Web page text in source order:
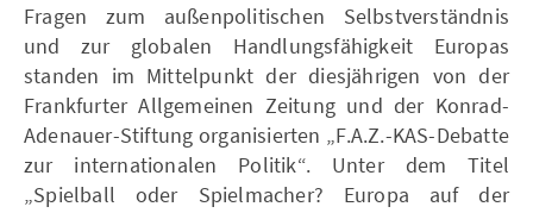
Fragen zum außenpolitischen Selbstverständnis
und zur globalen Handlungsfähigkeit Europas
standen im Mittelpunkt der diesjährigen von der
Frankfurter Allgemeinen Zeitung und der Konrad-
Adenauer-Stiftung organisierten „F.A.Z.-KAS-Debatte
zur internationalen Politik“. Unter dem Titel
„Spielball oder Spielmacher? Europa auf der